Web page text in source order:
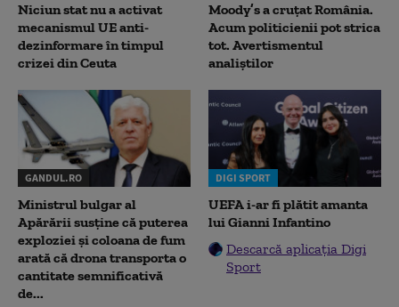
Niciun stat nu a activat
mecanismul UE anti-
dezinformare în timpul
crizei din Ceuta
Moody’s a cruțat România.
Acum politicienii pot strica
tot. Avertismentul
analiștilor
GANDUL.RO
Ministrul bulgar al
Apărării susține că puterea
exploziei și coloana de fum
arată că drona transporta o
cantitate semnificativă
de...
DIGI SPORT
UEFA i-ar fi plătit amanta
lui Gianni Infantino
Descarcă aplicația Digi
Sport